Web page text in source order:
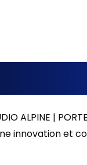
ALPINE |
innovation et